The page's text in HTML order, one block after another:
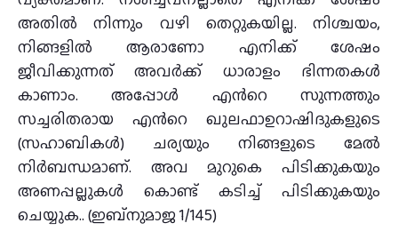
അതില്‍ നിന്നും വഴി തെറ്റുകയില്ല. നിശ്ചയം,
നിങ്ങളില്‍ ആരാണോ എനിക്ക് ശേഷം
ജീവിക്കുന്നത് അവര്‍ക്ക് ധാരാളം ഭിന്നതകള്‍
കാണാം. അപ്പോള്‍ എന്‍റെ സുന്നത്തും
സച്ചരിതരായ എന്‍റെ ഖുലഫാഉറാഷിദുകളുടെ
(സഹാബികൾ) ചര്യയും നിങ്ങളുടെ മേല്‍
നിര്‍ബന്ധമാണ്. അവ മുറുകെ പിടിക്കുകയും
അണപ്പല്ലുകള്‍ കൊണ്ട് കടിച്ച് പിടിക്കുകയും
ചെയ്യുക.. (ഇബ്നുമാജ 1/145)